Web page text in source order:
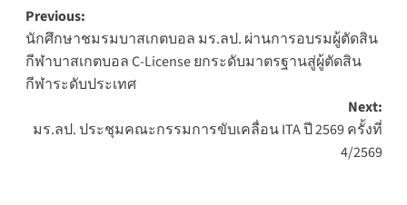
Post
navigation
Previous:
นักศึกษาชมรมบาสเกตบอล มร.ลป. ผ่านการอบรมผู้ตัดสิน
กีฬาบาสเกตบอล C-License ยกระดับมาตรฐานสู่ผู้ตัดสิน
กีฬาระดับประเทศ
Next:
มร.ลป. ประชุมคณะกรรมการขับเคลื่อน ITA ปี 2569 ครั้งที่
4/2569